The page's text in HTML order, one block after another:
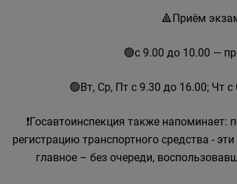
🔺Приём
🟢с 9.00 до 10.00 —
🟢Вт, Ср, Пт с 9.30 до 16.00; Чт
❗Госавтоинспекция также напоминает:
регистрацию транспортного средства -
главное – без очереди,